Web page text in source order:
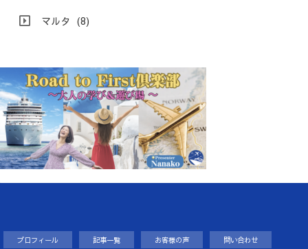
マルタ (8)
プロフィール 記事一覧 お客様の声 問い合わせ